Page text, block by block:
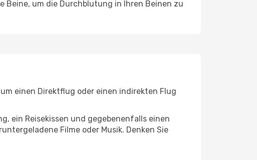
Beine, um die Durchblutung in Ihren Beinen zu
einen Direktflug oder einen indirekten Flug
ein Reisekissen und gegebenenfalls einen
Filme oder Musik. Denken Sie